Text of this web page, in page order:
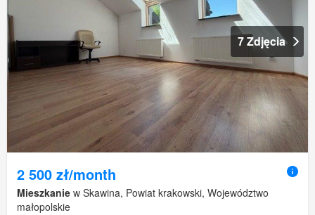
7 Zdjęcia
2 500 zł/month
Mieszkanie w Skawina, Powiat krakowski, Województwo
małopolskie